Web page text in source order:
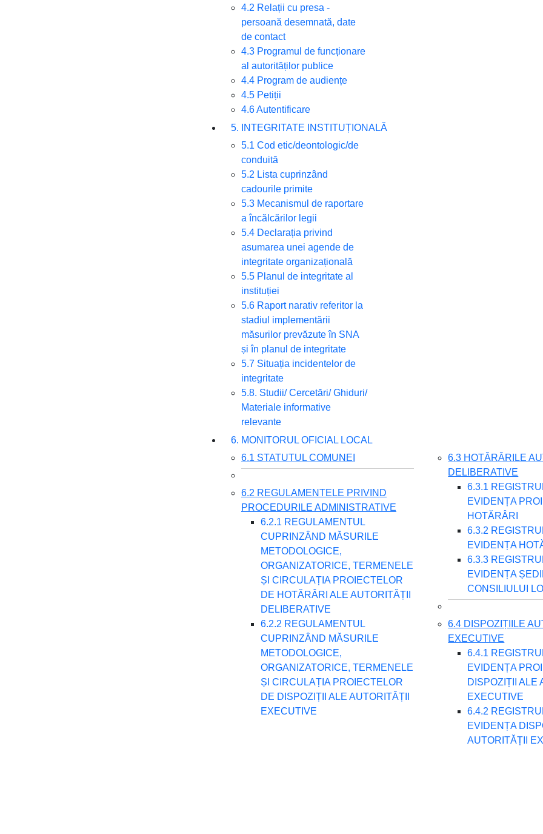
4.2 Relații cu presa -
persoană desemnată, date
de contact
4.3 Programul de funcționare
al autorităților publice
4.4 Program de audiențe
4.5 Petiții
4.6 Autentificare
5. INTEGRITATE INSTITUȚIONALĂ
5.1 Cod etic/deontologic/de
conduită
5.2 Lista cuprinzând
cadourile primite
5.3 Mecanismul de raportare
a încălcărilor legii
5.4 Declarația privind
asumarea unei agende de
integritate organizațională
5.5 Planul de integritate al
instituției
5.6 Raport narativ referitor la
stadiul implementării
măsurilor prevăzute în SNA
și în planul de integritate
5.7 Situația incidentelor de
integritate
5.8. Studii/ Cercetări/ Ghiduri/
Materiale informative
relevante
6. MONITORUL OFICIAL LOCAL
6.1 STATUTUL COMUNEI
6.2 REGULAMENTELE PRIVIND
PROCEDURILE ADMINISTRATIVE
6.2.1 REGULAMENTUL
CUPRINZÂND MĂSURILE
METODOLOGICE,
ORGANIZATORICE, TERMENELE
ȘI CIRCULAȚIA PROIECTELOR
DE HOTĂRÂRI ALE AUTORITĂȚII
DELIBERATIVE
6.2.2 REGULAMENTUL
CUPRINZÂND MĂSURILE
METODOLOGICE,
ORGANIZATORICE, TERMENELE
ȘI CIRCULAȚIA PROIECTELOR
DE DISPOZIȚII ALE AUTORITĂȚII
EXECUTIVE
6.3 HOTĂRÂRILE
DELIBERATIVE
6.3.1
EVIDENȚA
HOTĂRÂRI
6.3.2
EVIDENȚA
6.3.3
EVIDENȚA
CONSILIULUI
6.4 DISPOZIȚIILE
EXECUTIVE
6.4.1
EVIDENȚA
DISPOZIȚII ALE
EXECUTIVE
6.4.2
EVIDENȚA
AUTORITĂȚII